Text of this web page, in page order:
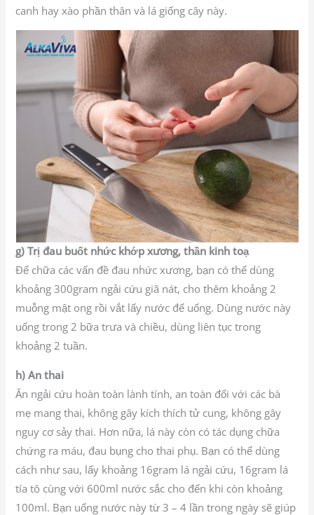
canh hay xào phần thân và lá giống cây này.
g) Trị đau buốt nhức khớp xương, thần kinh toạ
Để chữa các vấn đề đau nhức xương, bạn có thể dùng
khoảng 300gram ngải cứu giã nát, cho thêm khoảng 2
muỗng mật ong rồi vắt lấy nước để uống. Dùng nước này
uống trong 2 bữa trưa và chiều, dùng liên tục trong
khoảng 2 tuần.
h) An thai
Ăn ngải cứu hoàn toàn lành tính, an toàn đối với các bà
mẹ mang thai, không gây kích thích tử cung, không gây
nguy cơ sảy thai. Hơn nữa, lá này còn có tác dụng chữa
chứng ra máu, đau bụng cho thai phụ. Bạn có thể dùng
cách như sau, lấy khoảng 16gram lá ngải cứu, 16gram lá
tía tô cùng với 600ml nước sắc cho đến khi còn khoảng
100ml. Bạn uống nước này từ 3 – 4 lần trong ngày sẽ giúp